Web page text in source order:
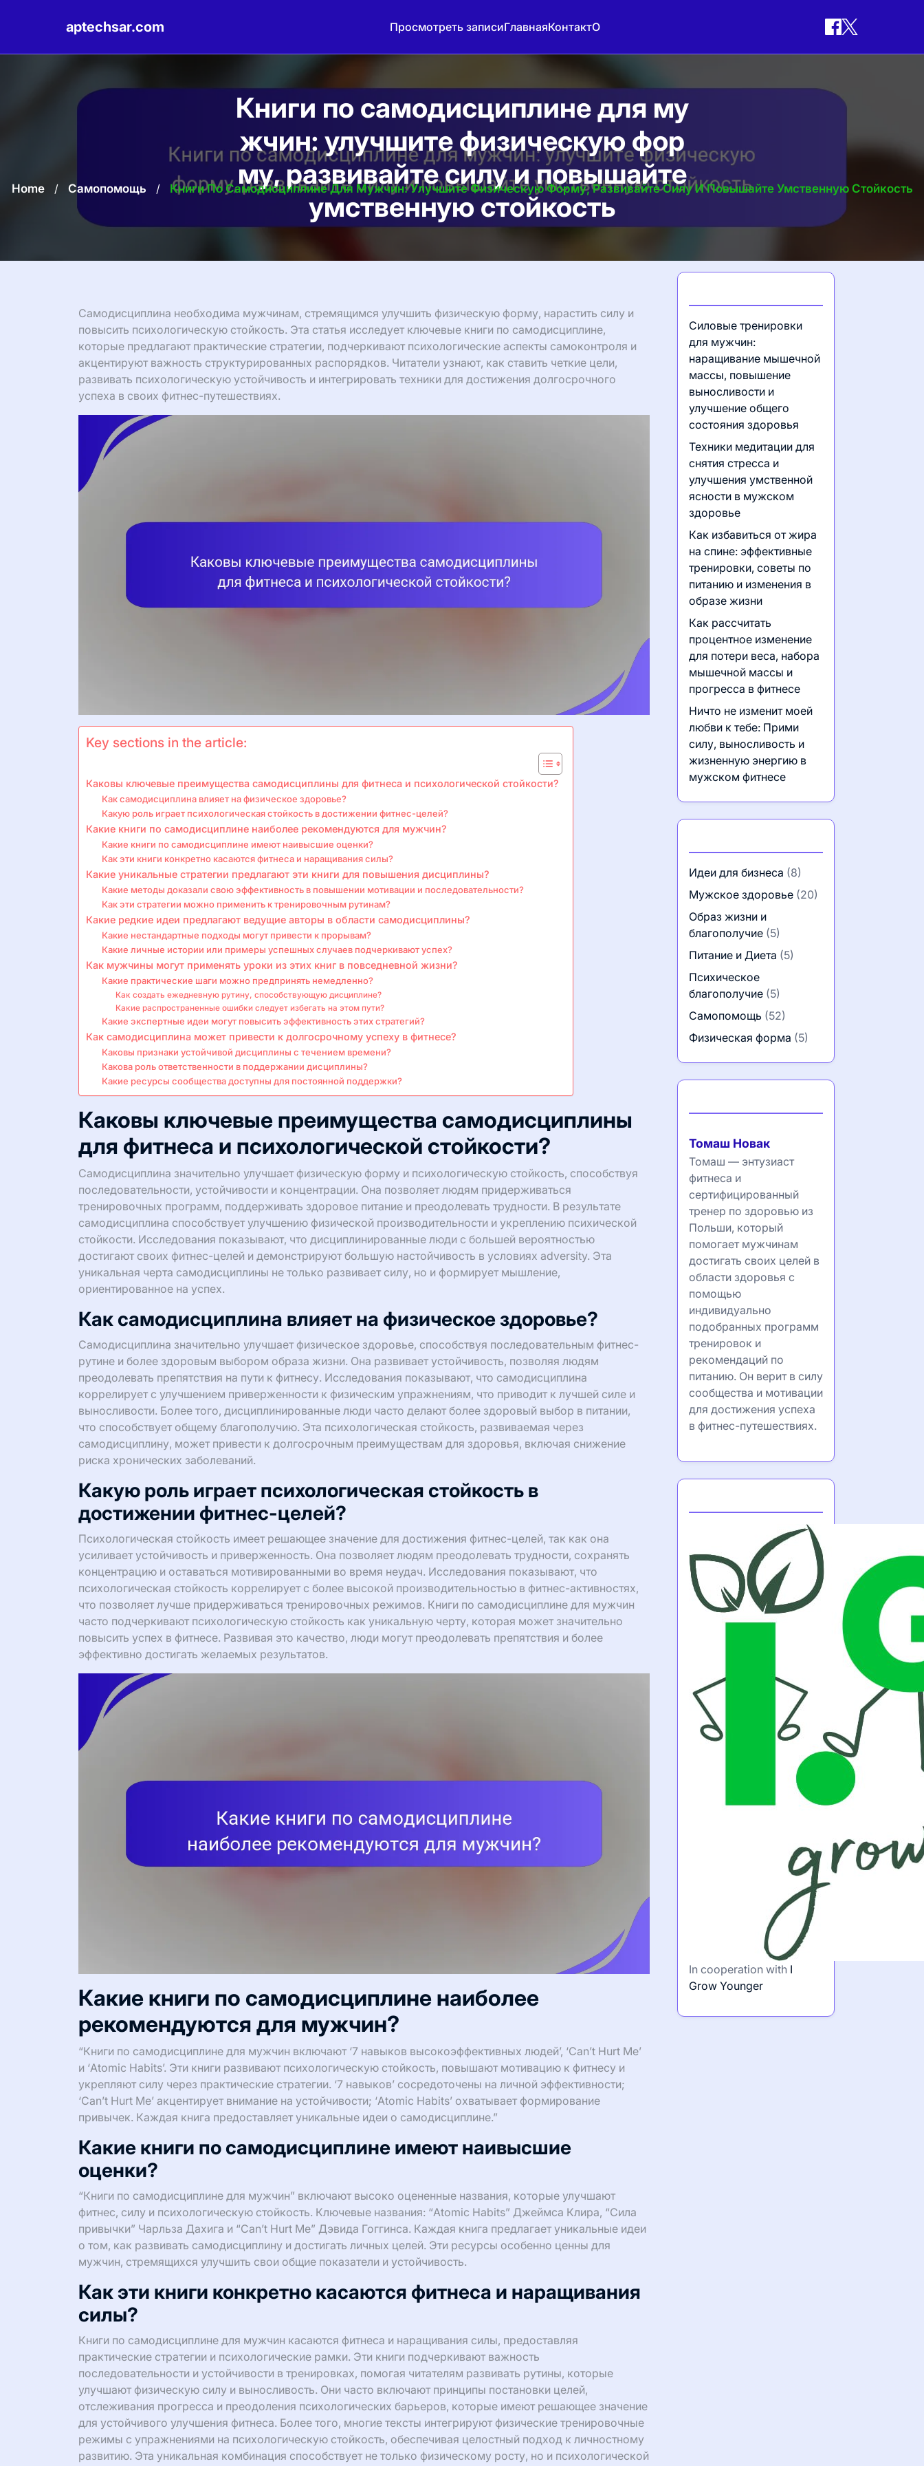
aptechsar.com Просмотреть записиГлавнаяКонтактО
Книги по самодисциплине для му
жчин: улучшите физическую фор
му, развивайте силу и повышайте
умственную стойкость
Home / Самопомощь / Книги По Самодисциплине Для Мужчин: Улучшите Физическую Форму, Развивайте Силу И Повышайте Умственную Стойкость
Самодисциплина необходима мужчинам, стремящимся улучшить физическую форму, нарастить силу и
повысить психологическую стойкость. Эта статья исследует ключевые книги по самодисциплине,
которые предлагают практические стратегии, подчеркивают психологические аспекты самоконтроля и
акцентируют важность структурированных распорядков. Читатели узнают, как ставить четкие цели,
развивать психологическую устойчивость и интегрировать техники для достижения долгосрочного
успеха в своих фитнес-путешествиях.
Key sections in the article:
Каковы ключевые преимущества самодисциплины для фитнеса и психологической стойкости?
Как самодисциплина влияет на физическое здоровье?
Какую роль играет психологическая стойкость в достижении фитнес-целей?
Какие книги по самодисциплине наиболее рекомендуются для мужчин?
Какие книги по самодисциплине имеют наивысшие оценки?
Как эти книги конкретно касаются фитнеса и наращивания силы?
Какие уникальные стратегии предлагают эти книги для повышения дисциплины?
Какие методы доказали свою эффективность в повышении мотивации и последовательности?
Как эти стратегии можно применить к тренировочным рутинам?
Какие редкие идеи предлагают ведущие авторы в области самодисциплины?
Какие нестандартные подходы могут привести к прорывам?
Какие личные истории или примеры успешных случаев подчеркивают успех?
Как мужчины могут применять уроки из этих книг в повседневной жизни?
Какие практические шаги можно предпринять немедленно?
Как создать ежедневную рутину, способствующую дисциплине?
Какие распространенные ошибки следует избегать на этом пути?
Какие экспертные идеи могут повысить эффективность этих стратегий?
Как самодисциплина может привести к долгосрочному успеху в фитнесе?
Каковы признаки устойчивой дисциплины с течением времени?
Какова роль ответственности в поддержании дисциплины?
Какие ресурсы сообщества доступны для постоянной поддержки?
Каковы ключевые преимущества самодисциплины
для фитнеса и психологической стойкости?
Самодисциплина значительно улучшает физическую форму и психологическую стойкость, способствуя
последовательности, устойчивости и концентрации. Она позволяет людям придерживаться
тренировочных программ, поддерживать здоровое питание и преодолевать трудности. В результате
самодисциплина способствует улучшению физической производительности и укреплению психической
стойкости. Исследования показывают, что дисциплинированные люди с большей вероятностью
достигают своих фитнес-целей и демонстрируют большую настойчивость в условиях adversity. Эта
уникальная черта самодисциплины не только развивает силу, но и формирует мышление,
ориентированное на успех.
Как самодисциплина влияет на физическое здоровье?
Самодисциплина значительно улучшает физическое здоровье, способствуя последовательным фитнес-
рутине и более здоровым выбором образа жизни. Она развивает устойчивость, позволяя людям
преодолевать препятствия на пути к фитнесу. Исследования показывают, что самодисциплина
коррелирует с улучшением приверженности к физическим упражнениям, что приводит к лучшей силе и
выносливости. Более того, дисциплинированные люди часто делают более здоровый выбор в питании,
что способствует общему благополучию. Эта психологическая стойкость, развиваемая через
самодисциплину, может привести к долгосрочным преимуществам для здоровья, включая снижение
риска хронических заболеваний.
Какую роль играет психологическая стойкость в
достижении фитнес-целей?
Психологическая стойкость имеет решающее значение для достижения фитнес-целей, так как она
усиливает устойчивость и приверженность. Она позволяет людям преодолевать трудности, сохранять
концентрацию и оставаться мотивированными во время неудач. Исследования показывают, что
психологическая стойкость коррелирует с более высокой производительностью в фитнес-активностях,
что позволяет лучше придерживаться тренировочных режимов. Книги по самодисциплине для мужчин
часто подчеркивают психологическую стойкость как уникальную черту, которая может значительно
повысить успех в фитнесе. Развивая это качество, люди могут преодолевать препятствия и более
эффективно достигать желаемых результатов.
Какие книги по самодисциплине наиболее
рекомендуются для мужчин?
“Книги по самодисциплине для мужчин включают ‘7 навыков высокоэффективных людей’, ‘Can’t Hurt Me’
и ‘Atomic Habits’. Эти книги развивают психологическую стойкость, повышают мотивацию к фитнесу и
укрепляют силу через практические стратегии. ‘7 навыков’ сосредоточены на личной эффективности;
‘Can’t Hurt Me’ акцентирует внимание на устойчивости; ‘Atomic Habits’ охватывает формирование
привычек. Каждая книга предоставляет уникальные идеи о самодисциплине.”
Какие книги по самодисциплине имеют наивысшие
оценки?
“Книги по самодисциплине для мужчин” включают высоко оцененные названия, которые улучшают
фитнес, силу и психологическую стойкость. Ключевые названия: “Atomic Habits” Джеймса Клира, “Сила
привычки” Чарльза Дахига и “Can’t Hurt Me” Дэвида Гоггинса. Каждая книга предлагает уникальные идеи
о том, как развивать самодисциплину и достигать личных целей. Эти ресурсы особенно ценны для
мужчин, стремящихся улучшить свои общие показатели и устойчивость.
Как эти книги конкретно касаются фитнеса и наращивания
силы?
Книги по самодисциплине для мужчин касаются фитнеса и наращивания силы, предоставляя
практические стратегии и психологические рамки. Эти книги подчеркивают важность
последовательности и устойчивости в тренировках, помогая читателям развивать рутины, которые
улучшают физическую силу и выносливость. Они часто включают принципы постановки целей,
отслеживания прогресса и преодоления психологических барьеров, которые имеют решающее значение
для устойчивого улучшения фитнеса. Более того, многие тексты интегрируют физические тренировочные
режимы с упражнениями на психологическую стойкость, обеспечивая целостный подход к личностному
развитию. Эта уникальная комбинация способствует не только физическому росту, но и психологической
Силовые тренировки
для мужчин:
наращивание мышечной
массы, повышение
выносливости и
улучшение общего
состояния здоровья
Техники медитации для
снятия стресса и
улучшения умственной
ясности в мужском
здоровье
Как избавиться от жира
на спине: эффективные
тренировки, советы по
питанию и изменения в
образе жизни
Как рассчитать
процентное изменение
для потери веса, набора
мышечной массы и
прогресса в фитнесе
Ничто не изменит моей
любви к тебе: Прими
силу, выносливость и
жизненную энергию в
мужском фитнесе
Идеи для бизнеса (8)
Мужское здоровье (20)
Образ жизни и
благополучие (5)
Питание и Диета (5)
Психическое
благополучие (5)
Самопомощь (52)
Физическая форма (5)
Томаш Новак
Томаш — энтузиаст
фитнеса и
сертифицированный
тренер по здоровью из
Польши, который
помогает мужчинам
достигать своих целей в
области здоровья с
помощью
индивидуально
подобранных программ
тренировок и
рекомендаций по
питанию. Он верит в силу
сообщества и мотивации
для достижения успеха
в фитнес-путешествиях.
In cooperation with I
Grow Younger